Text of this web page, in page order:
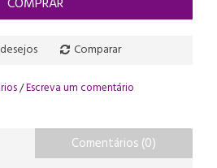
Comparar
/Escreva um comentário
Comentários (0)